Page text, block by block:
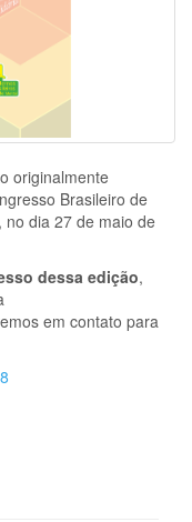
originalmente
Brasileiro de
no dia 27 de maio de
dessa edição,
em contato para